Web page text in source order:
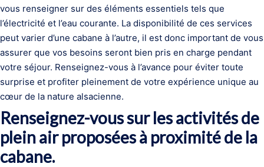
vous renseigner sur des éléments essentiels tels que
l’électricité et l’eau courante. La disponibilité de ces services
peut varier d’une cabane à l’autre, il est donc important de vous
assurer que vos besoins seront bien pris en charge pendant
votre séjour. Renseignez-vous à l’avance pour éviter toute
surprise et profiter pleinement de votre expérience unique au
cœur de la nature alsacienne.
Renseignez-vous sur les activités de
plein air proposées à proximité de la
cabane.